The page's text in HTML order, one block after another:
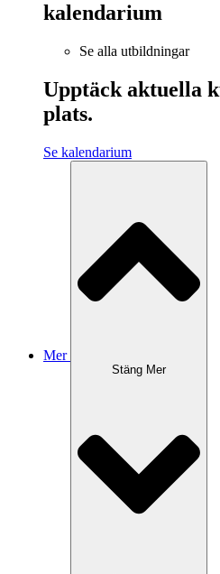
kalendarium
Se alla utbildningar
Upptäck aktuella
plats.
Se kalendarium
Mer
Stäng Mer